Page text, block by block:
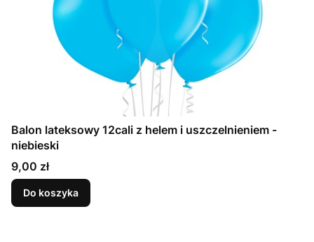
Balon lateksowy 12cali z helem i uszczelnieniem -
niebieski
Cena
9,00 zł
Do koszyka